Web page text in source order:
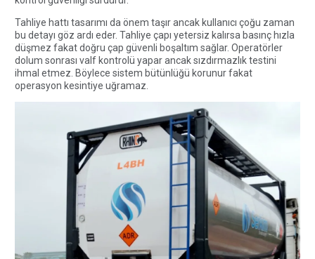
Tahliye hattı tasarımı da önem taşır ancak kullanıcı çoğu zaman
bu detayı göz ardı eder. Tahliye çapı yetersiz kalırsa basınç hızla
düşmez fakat doğru çap güvenli boşaltım sağlar. Operatörler
dolum sonrası valf kontrolü yapar ancak sızdırmazlık testini
ihmal etmez. Böylece sistem bütünlüğü korunur fakat
operasyon kesintiye uğramaz.